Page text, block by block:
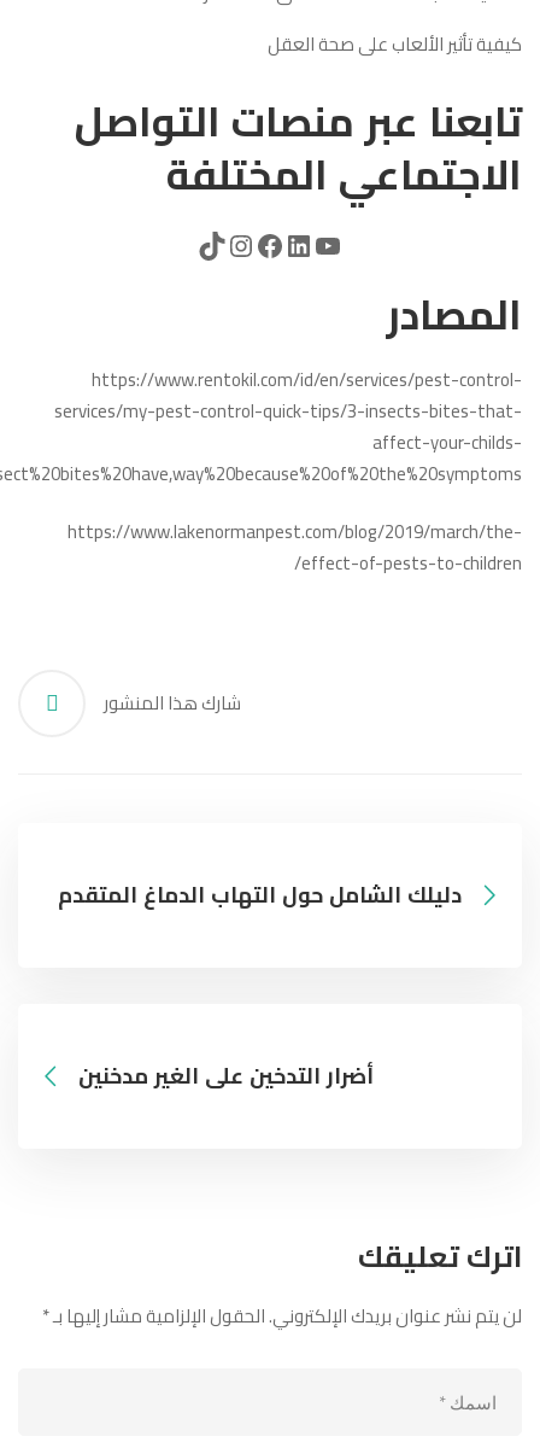
كيفية تأثير الألعاب على صحة العقل
تابعنا عبر منصات التواصل
الاجتماعي المختلفة
المصادر
https://www.rentokil.com/id/en/services/pest-control-
services/my-pest-control-quick-tips/3-insects-bites-that-
affect-your-childs-
https://www.lakenormanpest.com/blog/2019/march/the-
effect-of-pests-to-children/
شارك هذا المنشور
دليلك الشامل حول التهاب الدماغ المتقدم
أضرار التدخين على الغير مدخنين
اترك تعليقك
لن يتم نشر عنوان بريدك الإلكتروني.الحقول الإلزامية مشار إليها بـ*